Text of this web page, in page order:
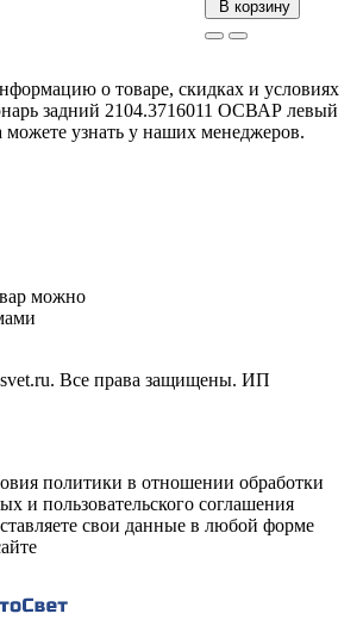
В корзину
о товаре, скидках и условиях
задний 2104.3716011 ОСВАР левый
узнать у наших менеджеров.
можно
Все права защищены. ИП
политики в отношении обработки
и пользовательского соглашения
свои данные в любой форме